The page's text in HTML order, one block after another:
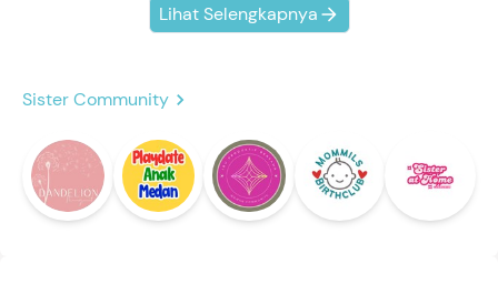
Lihat Selengkapnya
Sister Community